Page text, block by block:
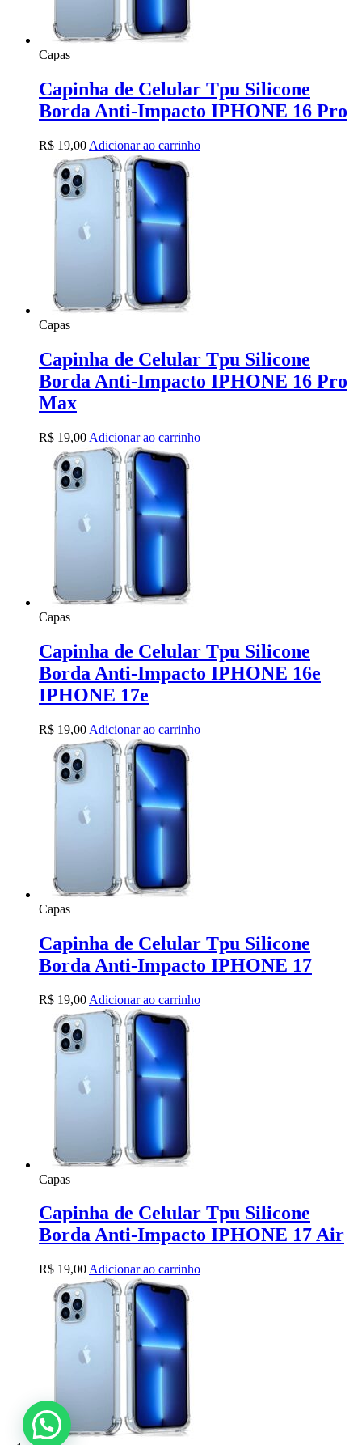
Capas
Capinha de Celular Tpu Silicone
Borda Anti-Impacto IPHONE 16 Pro
R$ 19,00 Adicionar ao carrinho
Capas
Capinha de Celular Tpu Silicone
Borda Anti-Impacto IPHONE 16 Pro
Max
R$ 19,00 Adicionar ao carrinho
Capas
Capinha de Celular Tpu Silicone
Borda Anti-Impacto IPHONE 16e
IPHONE 17e
R$ 19,00 Adicionar ao carrinho
Capas
Capinha de Celular Tpu Silicone
Borda Anti-Impacto IPHONE 17
R$ 19,00 Adicionar ao carrinho
Capas
Capinha de Celular Tpu Silicone
Borda Anti-Impacto IPHONE 17 Air
R$ 19,00 Adicionar ao carrinho